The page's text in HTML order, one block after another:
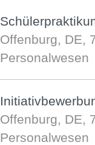
Offenburg, DE,
Personalwesen
Offenburg, DE,
Personalwesen